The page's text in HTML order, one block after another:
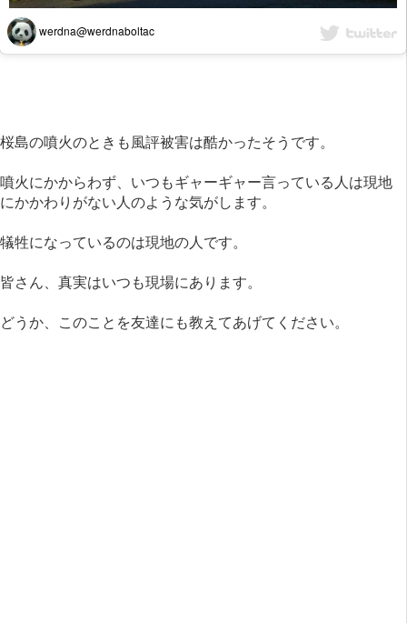
werdna@werdnaboltac
桜島の噴火のときも風評被害は酷かったそうです。
噴火にかからわず、いつもギャーギャー言っている人は現地
にかかわりがない人のような気がします。
犠牲になっているのは現地の人です。
皆さん、真実はいつも現場にあります。
どうか、このことを友達にも教えてあげてください。